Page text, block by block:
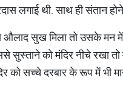
लगाई थी. साथ ही संतान
औलाद सुख मिला तो उसके मन
को मंदिर नीचे रखा तो
को सच्चे दरबार के रूप में भी